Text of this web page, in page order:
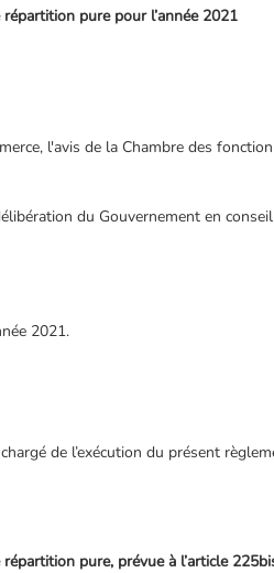
pure pour l’année 2021
l'avis de la Chambre des
du Gouvernement en
2021.
de l’exécution du présent
pure, prévue à l’article